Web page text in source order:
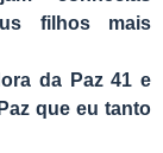
filhos mais
da Paz 41 e
que eu tanto